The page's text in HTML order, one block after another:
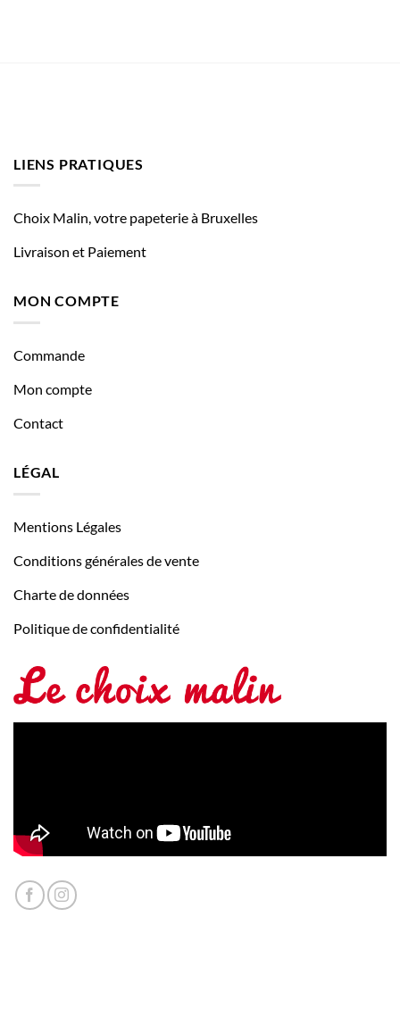
LIENS PRATIQUES
Choix Malin, votre papeterie à Bruxelles
Livraison et Paiement
MON COMPTE
Commande
Mon compte
Contact
LÉGAL
Mentions Légales
Conditions générales de vente
Charte de données
Politique de confidentialité